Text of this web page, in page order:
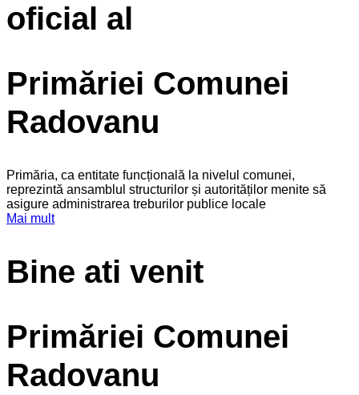
oficial al
Primăriei Comunei
Radovanu
Primăria, ca entitate funcțională la nivelul comunei,
reprezintă ansamblul structurilor și autorităților menite să
asigure administrarea treburilor publice locale
Mai mult
Bine ati venit
Primăriei Comunei
Radovanu